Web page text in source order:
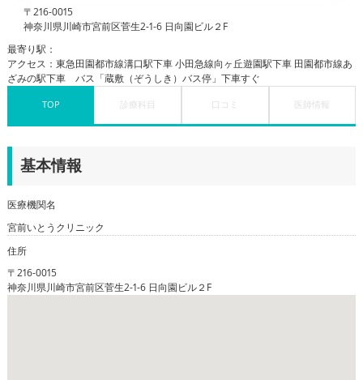
〒216-0015
神奈川県川崎市宮前区菅生2-1-6 日向園ビル２F
最寄り駅：
アクセス：東急田園都市線溝口駅下車 小田急線向ヶ丘遊園駅下車 田園都市線あ
ざみの駅下車 バス「蔵敷（ぞうしき）バス停」下車すぐ
TOP 診療科目 口コミ 医師情報
基本情報
医療機関名
宮前いとうクリニック
住所
〒216-0015
神奈川県川崎市宮前区菅生2-1-6 日向園ビル２F